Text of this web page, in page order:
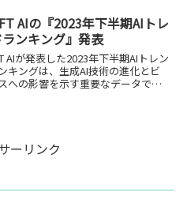
AIの『2023年下半期AIトレ
ランキング』発表
AIが発表した2023年下半期AIトレン
キングは、生成AI技術の進化とビ
への影響を示す重要なデータで
ーリンク